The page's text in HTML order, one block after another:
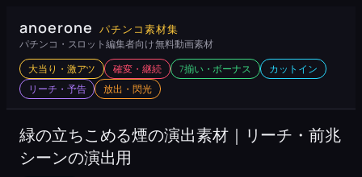
容
ス
キ
プ
anoerone パチンコ素材集
パチンコ・スロット編集者向け 無料動画素材
大当り・激アツ 確変・継続 7揃い・ボーナス
カットイン
リーチ・予告
放出・閃光
緑の立ちこめる煙の演出素材｜リーチ・前兆
シーンの演出用